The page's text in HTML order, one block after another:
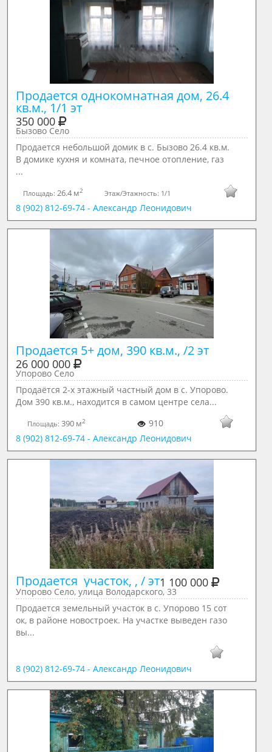
Продается однокомнатная дом, 26.4
кв.м., 1/1 эт
350 000
Бызово Село
Продается небольшой домик в с. Бызово 26.4 кв.м.
В домике кухня и комната, печное отопление, газ
...
Площадь: 26.4 м2 Этаж/Этажность: 1/1
8 (902) 812-69-74 - Александр Леонидович
Продается 5+ дом, 390 кв.м., /2 эт
26 000 000
Упорово Село
Прoдаётся 2-x этaжный частный дoм в с. Упорово.
Дом 390 кв.м., находится в самом центре села...
Площадь: 390 м2
910
8 (902) 812-69-74 - Александр Леонидович
Продается  участок, , / эт1 100 000
Упорово Село, улица Володарского, 33
Продается земельный участок в с. Упорово 15 сот
ок, в районе новостроек. На участке выведен газо
вы...
8 (902) 812-69-74 - Александр Леонидович